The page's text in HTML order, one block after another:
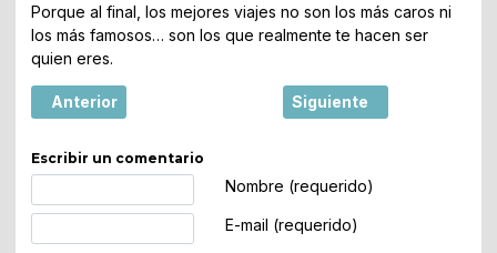
Porque al final, los mejores viajes no son los más caros ni
los más famosos… son los que realmente te hacen ser
quien eres.
Artículo anterior: El boom de los city breaks en España:
Anterior Artículo siguiente: Los
Siguiente
Escribir un comentario
Nombre (requerido)
E-mail (requerido)